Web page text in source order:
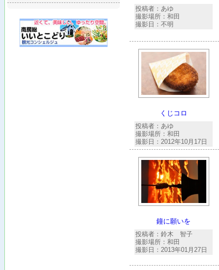
投稿者：あゆ
撮影場所：和田
撮影日：不明
くじコロ
投稿者：あゆ
撮影場所：和田
撮影日：2012年10月17日
鐘に願いを
投稿者：鈴木 智子
撮影場所：和田
撮影日：2013年01月27日